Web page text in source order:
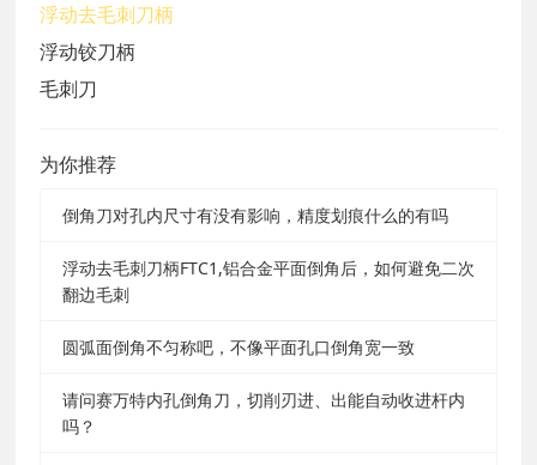
浮动去毛刺刀柄
浮动铰刀柄
毛刺刀
为你推荐
倒角刀对孔内尺寸有没有影响，精度划痕什么的有吗
浮动去毛刺刀柄FTC1,铝合金平面倒角后，如何避免二次
翻边毛刺
圆弧面倒角不匀称吧，不像平面孔口倒角宽一致
请问赛万特内孔倒角刀，切削刃进、出能自动收进杆内
吗？